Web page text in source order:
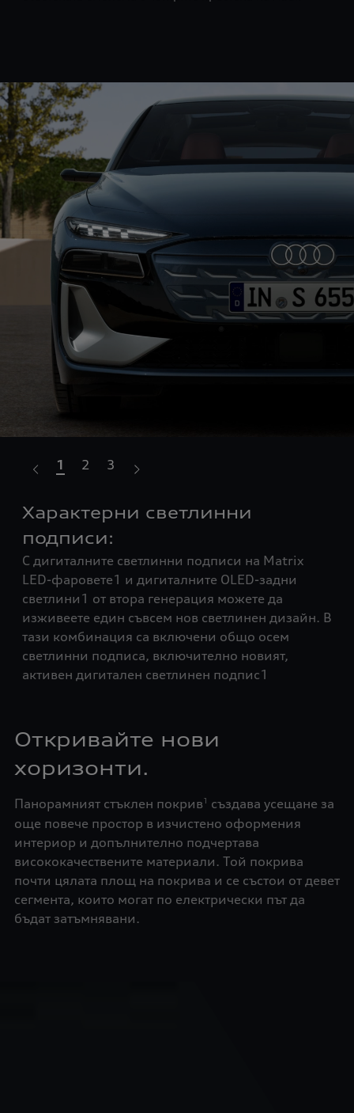
Характерни светлинни
подписи:
С дигиталните светлинни подписи на Matrix
LED-фаровете1 и дигиталните OLED-задни
светлини1 от втора генерация можете да
изживеете един съвсем нов светлинен дизайн. В
тази комбинация са включени общо осем
светлинни подписа, включително новият,
активен дигитален светлинен подпис1
1 2 3
Откривайте нови
хоризонти.
Панорамният стъклен покрив1
създава усещане за
още повече простор в изчистено оформения
интериор и допълнително подчертава
висококачествените материали. Той покрива
почти цялата площ на покрива и се състои от девет
сегмента, които могат по електрически път да
бъдат затъмнявани.